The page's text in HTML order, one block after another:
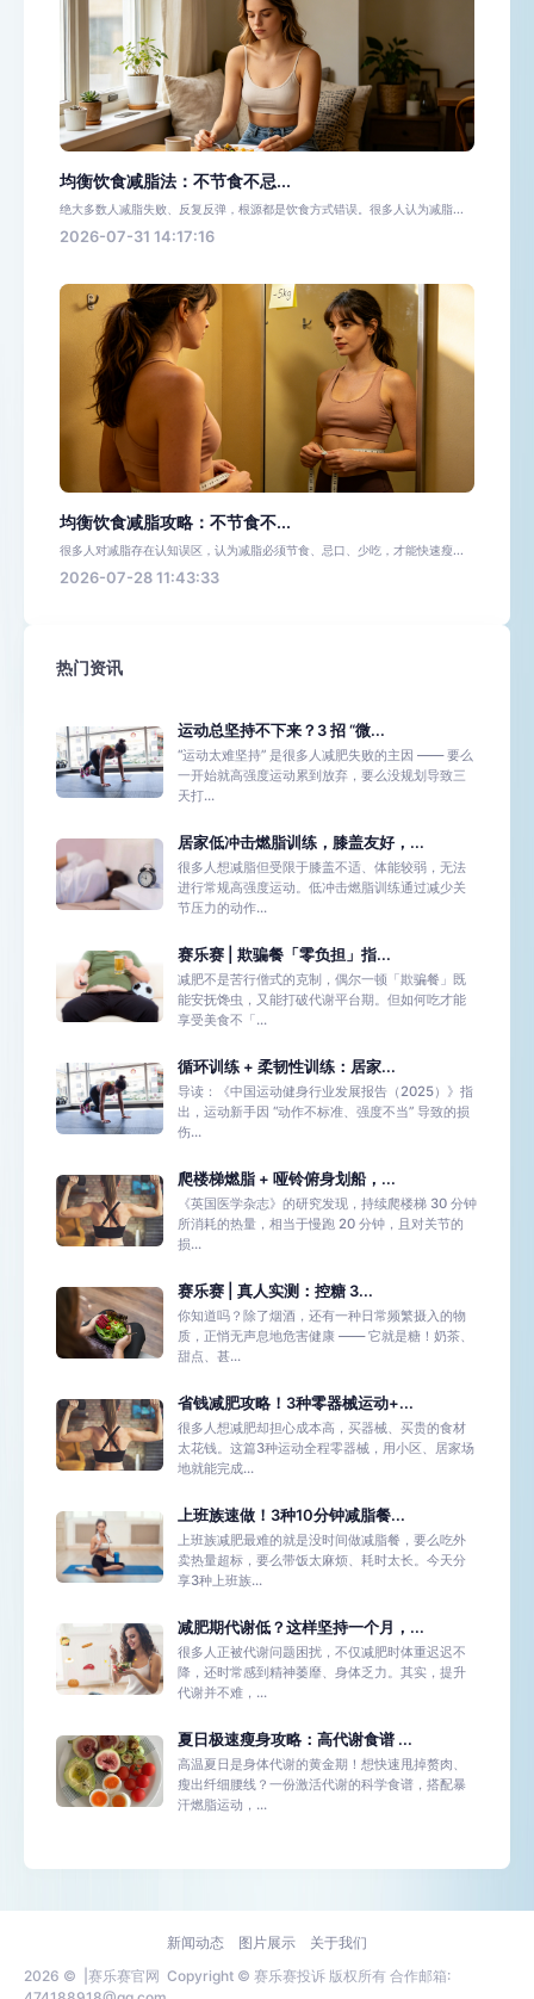
均衡饮食减脂法：不节食不忌...
绝大多数人减脂失败、反复反弹，根源都是饮食方式错误。很多人认为减脂...
2026-07-31 14:17:16
均衡饮食减脂攻略：不节食不...
很多人对减脂存在认知误区，认为减脂必须节食、忌口、少吃，才能快速瘦...
2026-07-28 11:43:33
热门资讯
运动总坚持不下来？3 招 “微...
“运动太难坚持” 是很多人减肥失败的主因 —— 要么
一开始就高强度运动累到放弃，要么没规划导致三
天打...
居家低冲击燃脂训练，膝盖友好，...
很多人想减脂但受限于膝盖不适、体能较弱，无法
进行常规高强度运动。低冲击燃脂训练通过减少关
节压力的动作...
赛乐赛 | 欺骗餐「零负担」指...
减肥不是苦行僧式的克制，偶尔一顿「欺骗餐」既
能安抚馋虫，又能打破代谢平台期。但如何吃才能
享受美食不「...
循环训练 + 柔韧性训练：居家...
导读：《中国运动健身行业发展报告（2025）》指
出，运动新手因 “动作不标准、强度不当” 导致的损
伤...
爬楼梯燃脂 + 哑铃俯身划船，...
《英国医学杂志》的研究发现，持续爬楼梯 30 分钟
所消耗的热量，相当于慢跑 20 分钟，且对关节的
损...
赛乐赛 | 真人实测：控糖 3...
你知道吗？除了烟酒，还有一种日常频繁摄入的物
质，正悄无声息地危害健康 —— 它就是糖！奶茶、
甜点、甚...
省钱减肥攻略！3种零器械运动+...
很多人想减肥却担心成本高，买器械、买贵的食材
太花钱。这篇3种运动全程零器械，用小区、居家场
地就能完成...
上班族速做！3种10分钟减脂餐...
上班族减肥最难的就是没时间做减脂餐，要么吃外
卖热量超标，要么带饭太麻烦、耗时太长。今天分
享3种上班族...
减肥期代谢低？这样坚持一个月，...
很多人正被代谢问题困扰，不仅减肥时体重迟迟不
降，还时常感到精神萎靡、身体乏力。其实，提升
代谢并不难，...
夏日极速瘦身攻略：高代谢食谱 ...
高温夏日是身体代谢的黄金期！想快速甩掉赘肉、
瘦出纤细腰线？一份激活代谢的科学食谱，搭配暴
汗燃脂运动，...
2026 © |赛乐赛官网 Copyright © 赛乐赛投诉 版权所有 合作邮箱:
新闻动态 图片展示 关于我们